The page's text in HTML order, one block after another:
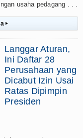
usaha pedagang . . .
▸
Langgar Aturan,
Ini Daftar 28
Perusahaan yang
Dicabut Izin Usai
Ratas Dipimpin
Presiden